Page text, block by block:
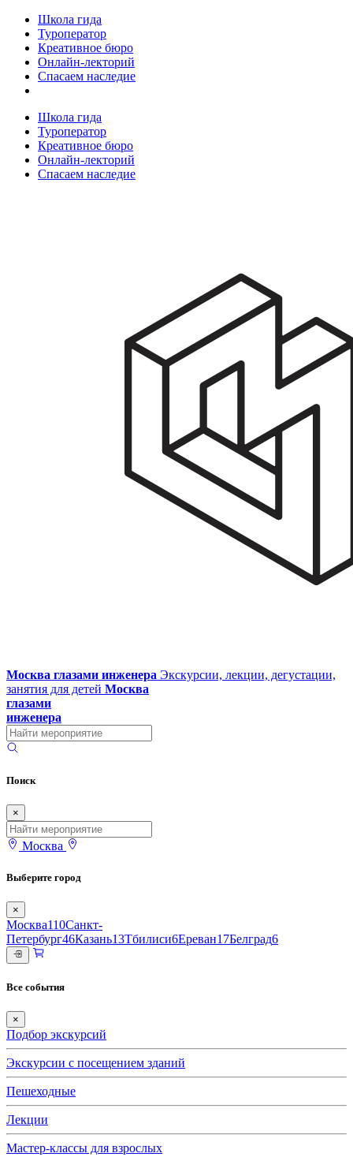
Школа гида
Туроператор
Креативное бюро
Онлайн-лекторий
Спасаем наследие
Школа гида
Туроператор
Креативное бюро
Онлайн-лекторий
Спасаем наследие
Москва глазами инженера Экскурсии, лекции, дегустации,
занятия для детей Москва
глазами
инженера
Поиск
×
Москва
Выберите город
×
Москва110Санкт-
Петербург46Казань13Тбилиси6Ереван17Белград6
Все события
×
Подбор экскурсий
Экскурсии с посещением зданий
Пешеходные
Лекции
Мастер-классы для взрослых